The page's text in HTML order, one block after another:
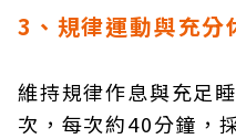
3、規律運動與充分
維持規律作息與充足
次，每次約40分鐘，